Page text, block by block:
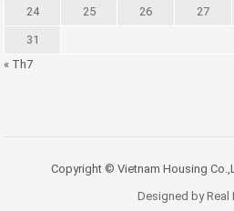
24 25 26 27
31
« Th7
Copyright © Vietnam Housing
Designed by Real